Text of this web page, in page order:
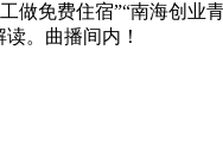
做免费住宿”“南海创
。曲播间内！